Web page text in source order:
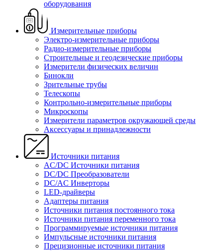
оборудования
Измерительные приборы
Электро-измерительные приборы
Радио-измерительные приборы
Строительные и геодезические приборы
Измерители физических величин
Бинокли
Зрительные трубы
Телескопы
Контрольно-измерительные приборы
Микроскопы
Измерители параметров окружающей среды
Аксессуары и принадлежности
Источники питания
AC/DC Источники питания
DC/DC Преобразователи
DC/AC Инверторы
LED-драйверы
Адаптеры питания
Источники питания постоянного тока
Источники питания переменного тока
Программируемые источники питания
Импульсные источники питания
Прецизионные источники питания